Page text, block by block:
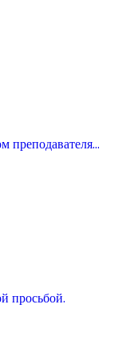
преподавателя…
просьбой.